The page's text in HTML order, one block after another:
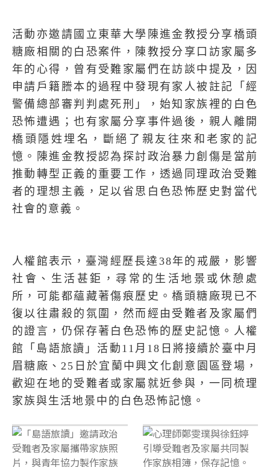
活動亦邀請國立東華大學陳進金教授分享橋頭
糖廠相關的白恐案件，陳教授分享口訪家屬多
年的心得，曾有受難家屬們在訪談中提及，因
申請戶籍謄本的過程中發現有家人被註記「經
警備總部審判判處死刑」，始知家族裡的白色
恐怖遭遇；也有家屬分享事件過後，親人離開
橋頭隱姓埋名，斷絕了親友往來和老家的記
憶。陳進金教授認為探討政治暴力創傷是當前
推動轉型正義的重要工作，透過同理政治受難
者的理想主義，足以省思白色恐怖歷史對當代
社會的意義。
人權館表示，臺灣經歷長達38年的戒嚴，影響
社會、生活甚鉅，尋常的生活地景或休憩處
所，可能都蘊藏著傷痕歷史。橋頭糖廠現已不
復以往肅殺的氛圍，然而經由受難者及家屬們
的證言，仍保存著白色恐怖的 歷史記憶。 人權
館「島語旅讀」活動 11 月 18 日將接續於臺中月
眉糖廠、25 日於宜蘭中興文化創意園區登場，
歡迎在地的受難者或家屬就近參與，一同梳理
家族與生活地景中的白色恐怖記憶。